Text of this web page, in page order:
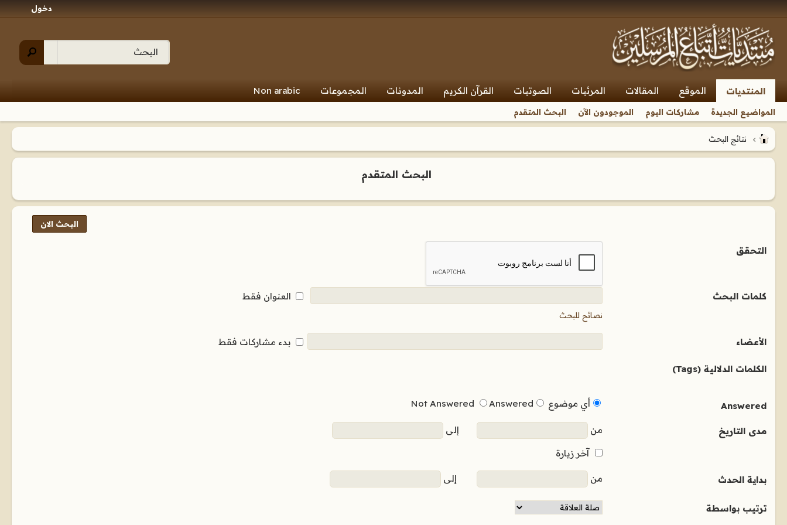
دخول
المنتديات الموقع المقالات المرئيات الصوتيات القرآن الكريم المدونات المجموعات Non arabic
المواضيع الجديدة مشاركات اليوم الموجودون الآن البحث المتقدم
نتائج البحث
البحث المتقدم
البحث الان
التحقق
كلمات البحث
نصائح للبحث
العنوان فقط
الأعضاء بدء مشاركات فقط
الكلمات الدلالية (Tags)
Answered أي موضوع Not Answered Answered
مدى التاريخ من إلى
آخر زيارة
بداية الحدث من إلى
ترتيب بواسطة